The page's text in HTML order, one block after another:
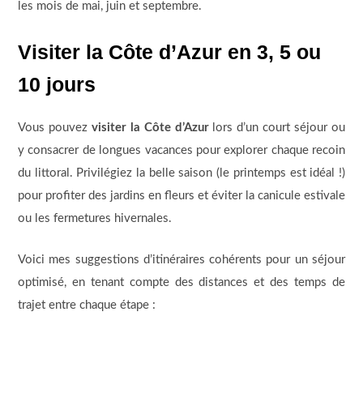
les mois de mai, juin et septembre.
Visiter la Côte d’Azur en 3, 5 ou
10 jours
Vous pouvez visiter la Côte d’Azurlors d’un court séjour ou
y consacrer de longues vacances pour explorer chaque recoin
du littoral. Privilégiez la belle saison (le printemps est idéal !)
pour profiter des jardins en fleurs et éviter la canicule estivale
ou les fermetures hivernales.
Voici mes suggestions d’itinéraires cohérents pour un séjour
optimisé, en tenant compte des distances et des temps de
trajet entre chaque étape :